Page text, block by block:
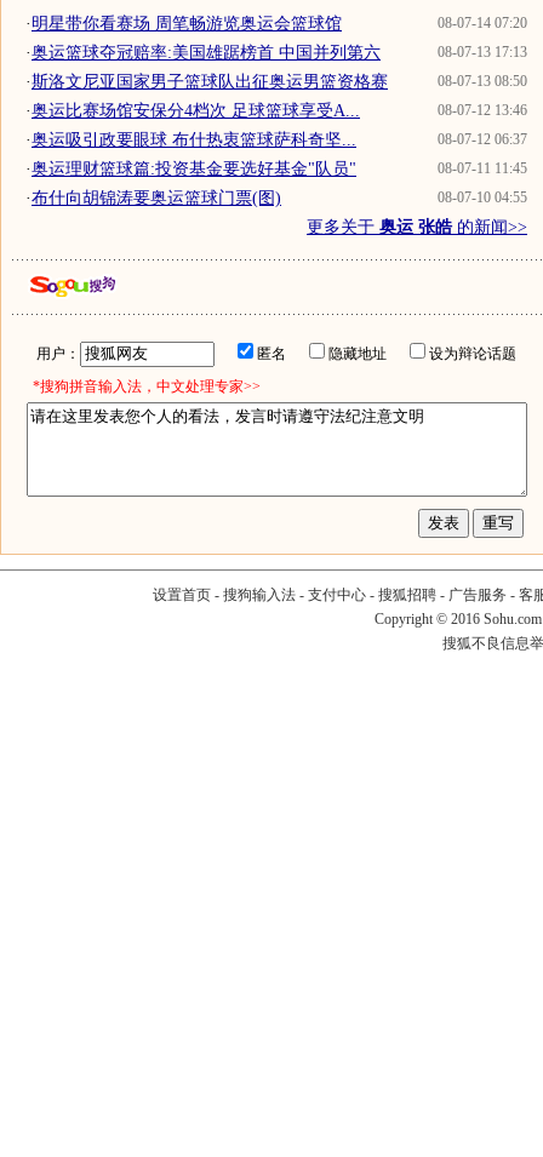
08-07-14 07:20
·明星带你看赛场 周笔畅游览奥运会篮球馆
08-07-13 17:13
·奥运篮球夺冠赔率:美国雄踞榜首 中国并列第六
08-07-13 08:50
·斯洛文尼亚国家男子篮球队出征奥运男篮资格赛
08-07-12 13:46
·奥运比赛场馆安保分4档次 足球篮球享受A...
08-07-12 06:37
·奥运吸引政要眼球 布什热衷篮球萨科奇坚...
08-07-11 11:45
·奥运理财篮球篇:投资基金要选好基金"队员"
08-07-10 04:55
·布什向胡锦涛要奥运篮球门票(图)
更多关于 奥运 张皓的新闻>>
用户： 匿名 隐藏地址
设为辩论话题
*搜狗拼音输入法，中文处理专家>>
设置首页- 搜狗输入法- 支付中心- 搜狐招聘- 广告服务 - 客
Copyright © 2016
搜狐不良信息